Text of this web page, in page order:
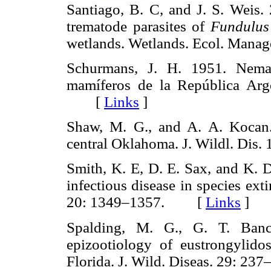
Santiago, B. C, and J. S. Weis.
trematode parasites of
wetlands. Wetlands. Ecol.
Schurmans, J. H. 1951.
mamíferos de la República
[ Links ]
Shaw, M. G., and A. A.
central Oklahoma. J. Wildl.
Smith, K. E, D. E. Sax, and K.
infectious disease in species
20: 1349–1357. [ Links ]
Spalding, M. G., G. T.
epizootiology of
Florida. J. Wild. Diseas. 29: